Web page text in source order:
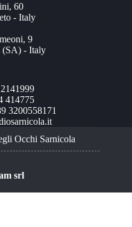
60
- Italy
9
(SA) - Italy
414775
3200558171
Occhi Sarnicola
srl